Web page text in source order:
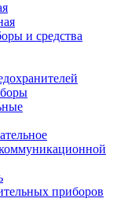
и средства
приборов